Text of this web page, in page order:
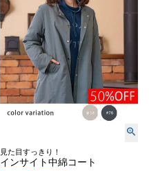
見た目すっきり！
インサイト中綿コート